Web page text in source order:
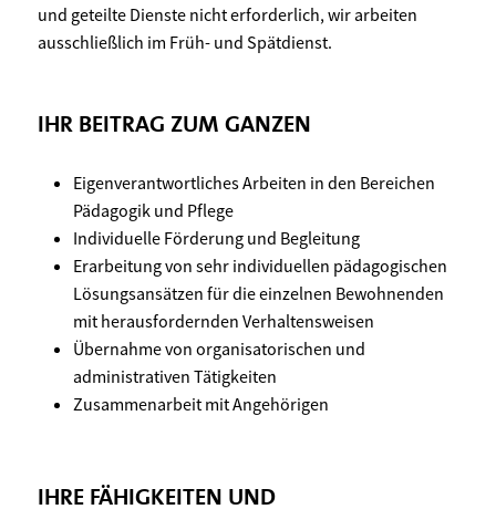
und geteilte Dienste nicht erforderlich, wir arbeiten
ausschließlich im Früh- und Spätdienst.
IHR BEITRAG ZUM GANZEN
Eigenverantwortliches Arbeiten in den Bereichen
Pädagogik und Pflege
Individuelle Förderung und Begleitung
Erarbeitung von sehr individuellen pädagogischen
Lösungsansätzen für die einzelnen Bewohnenden
mit herausfordernden Verhaltensweisen
Übernahme von organisatorischen und
administrativen Tätigkeiten
Zusammenarbeit mit Angehörigen
IHRE FÄHIGKEITEN UND